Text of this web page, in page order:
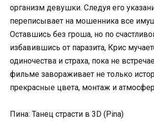
организм девушки. Следуя его
переписывает на мошенника все
Оставшись без гроша, но по
избавившись от паразита, Крис
одиночества и страха, пока не
фильме завораживает не только
прекрасные цвета, монтаж и
Пина: Танец страсти в 3D (Pina)